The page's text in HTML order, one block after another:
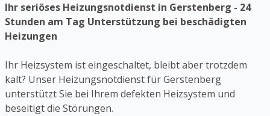
Ihr seriöses Heizungsnotdienst in Gerstenberg - 24
Stunden am Tag Unterstützung bei beschädigten
Heizungen
Ihr Heizsystem ist eingeschaltet, bleibt aber trotzdem
kalt? Unser Heizungsnotdienst für Gerstenberg
unterstützt Sie bei Ihrem defekten Heizsystem und
beseitigt die Störungen.